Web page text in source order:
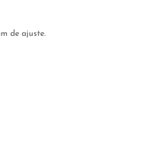
de ajuste.